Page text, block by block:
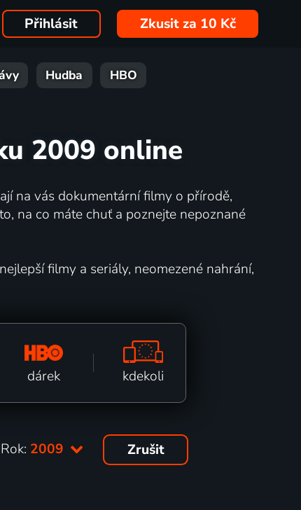
Přihlásit Zkusit za 10 Kč
Hudba HBO
2009 online
na vás dokumentární filmy o přírodě,
na co máte chuť a poznejte nepoznané
filmy a seriály, neomezené nahrání,
dárek kdekoli
Rok: 2009 Zrušit